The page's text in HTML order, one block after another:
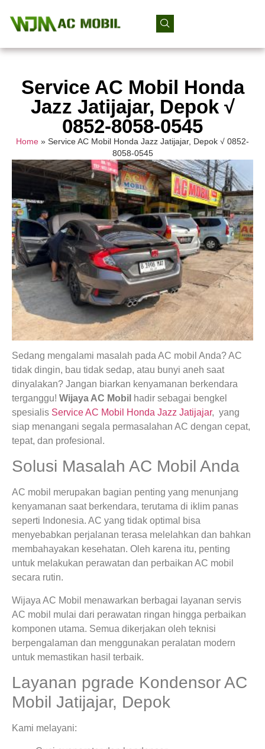
Service AC Mobil Honda
Jazz Jatijajar, Depok √
0852-8058-0545
Home » Service AC Mobil Honda Jazz Jatijajar, Depok √ 0852-
8058-0545
Sedang mengalami masalah pada AC mobil Anda? AC
tidak dingin, bau tidak sedap, atau bunyi aneh saat
dinyalakan? Jangan biarkan kenyamanan berkendara
terganggu! Wijaya AC Mobil hadir sebagai bengkel
spesialis Service AC Mobil Honda Jazz Jatijajar, yang
siap menangani segala permasalahan AC dengan cepat,
tepat, dan profesional.
Solusi Masalah AC Mobil Anda
AC mobil merupakan bagian penting yang menunjang
kenyamanan saat berkendara, terutama di iklim panas
seperti Indonesia. AC yang tidak optimal bisa
menyebabkan perjalanan terasa melelahkan dan bahkan
membahayakan kesehatan. Oleh karena itu, penting
untuk melakukan perawatan dan perbaikan AC mobil
secara rutin.
Wijaya AC Mobil menawarkan berbagai layanan servis
AC mobil mulai dari perawatan ringan hingga perbaikan
komponen utama. Semua dikerjakan oleh teknisi
berpengalaman dan menggunakan peralatan modern
untuk memastikan hasil terbaik.
Layanan pgrade Kondensor AC
Mobil Jatijajar, Depok
Kami melayani: